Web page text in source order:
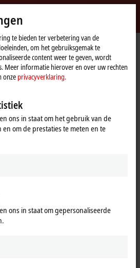
Poland
Poland
o.o.
te bieden ter verbetering van de
om het gebruiksgemak te
content weer te geven, wordt
Meer informatie hierover en over uw rechten
onze privacyverklaring.
ons in staat om het gebruik van de
om de prestaties te meten en te
ons in staat om gepersonaliseerde